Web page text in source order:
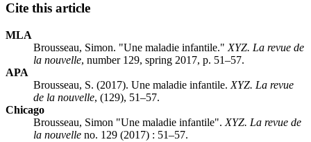
Cite this article
MLA
Brousseau, Simon. "Une maladie infantile." XYZ. La revue de
la nouvelle, number 129, spring 2017, p. 51–57.
APA
Brousseau, S. (2017). Une maladie infantile. XYZ. La revue
de la nouvelle, (129), 51–57.
Chicago
Brousseau, Simon "Une maladie infantile". XYZ. La revue de
la nouvelle no. 129 (2017) : 51–57.